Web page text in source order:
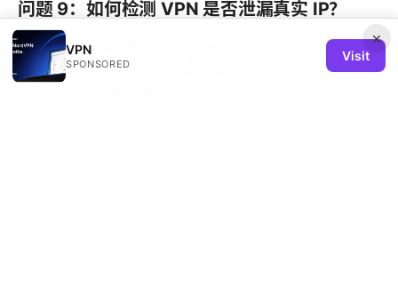
问题 9：如何检测 VPN 是否泄漏真实 IP？
答：使用 IP 检测网站在连接 VPN 前后对比，若发现
真实 IP 出现，说明存在 DNS/WebRTC 漏洞，需要启
×
VPN
SPONSORED
Visit